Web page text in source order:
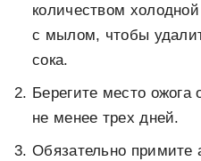
количеством
с мылом, чтобы
сока.
Берегите место ожога
не менее трех дней.
Обязательно примите